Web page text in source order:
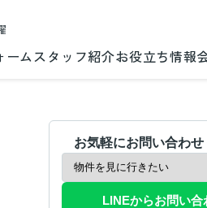
ーム スタッフ紹介お役立ち情報
お気軽にお問い合わ
LINEからお問い合